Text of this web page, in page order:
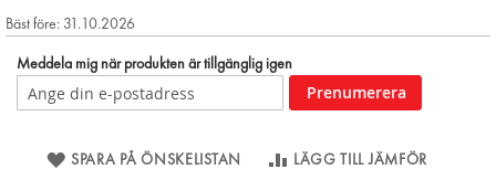
Bäst före: 31.10.2026
Meddela mig när produkten är tillgänglig igen
Prenumerera
SPARA PÅ ÖNSKELISTAN
LÄGG TILL JÄMFÖR